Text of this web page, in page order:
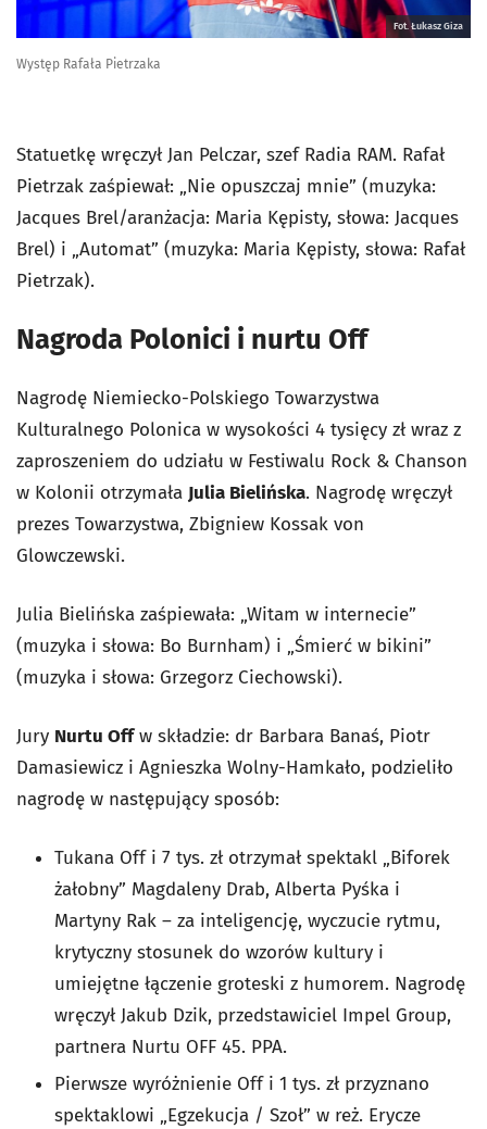
Fot. Łukasz Giza
Występ Rafała Pietrzaka
Statuetkę wręczył Jan Pelczar, szef Radia RAM. Rafał
Pietrzak zaśpiewał: „Nie opuszczaj mnie” (muzyka:
Jacques Brel/aranżacja: Maria Kępisty, słowa: Jacques
Brel) i „Automat” (muzyka: Maria Kępisty, słowa: Rafał
Pietrzak).
Nagroda Polonici i nurtu Off
Nagrodę Niemiecko-Polskiego Towarzystwa
Kulturalnego Polonica w wysokości 4 tysięcy zł wraz z
zaproszeniem do udziału w Festiwalu Rock & Chanson
w Kolonii otrzymała Julia Bielińska. Nagrodę wręczył
prezes Towarzystwa, Zbigniew Kossak von
Glowczewski.
Julia Bielińska zaśpiewała: „Witam w internecie”
(muzyka i słowa: Bo Burnham) i „Śmierć w bikini”
(muzyka i słowa: Grzegorz Ciechowski).
Jury Nurtu Offw składzie: dr Barbara Banaś, Piotr
Damasiewicz i Agnieszka Wolny-Hamkało, podzieliło
nagrodę w następujący sposób:
Tukana Off i 7 tys. zł otrzymał spektakl „Biforek
żałobny” Magdaleny Drab, Alberta Pyśka i
Martyny Rak – za inteligencję, wyczucie rytmu,
krytyczny stosunek do wzorów kultury i
umiejętne łączenie groteski z humorem. Nagrodę
wręczył Jakub Dzik, przedstawiciel Impel Group,
partnera Nurtu OFF 45. PPA.
Pierwsze wyróżnienie Off i 1 tys. zł przyznano
spektaklowi „Egzekucja / Szoł” w reż. Erycze